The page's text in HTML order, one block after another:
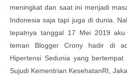
meningkat dan saat ini menjadi
Indonesia saja tapi juga di dunia.
tepatnya tanggal 17 Mei 2019
teman Blogger Crony hadir di
Hipertensi Sedunia yang
Sujudi Kementrian KesehatanRI,